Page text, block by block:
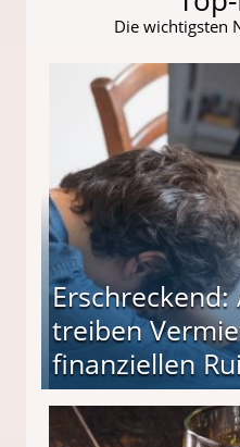
Die wichtigsten
treiben
finanziellen